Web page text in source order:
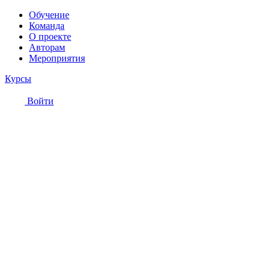
Обучение
Команда
О проекте
Авторам
Мероприятия
Курсы
Войти